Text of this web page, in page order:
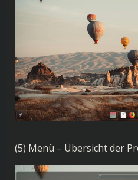
(5) Menü – Übersicht der